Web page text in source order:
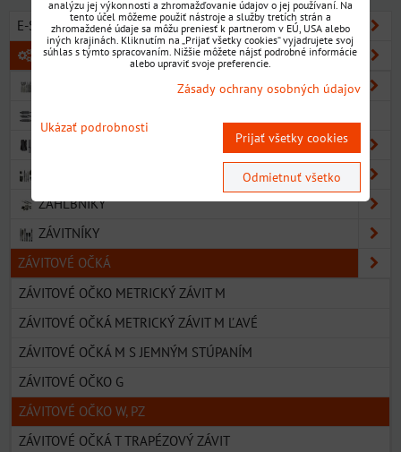
E-SHOP SORTIMENT
KOVOOBRÁBACIE NÁSTROJE
ZÁHLBNÍKY
ZÁVITNÍKY
ZÁVITOVÉ OČKÁ
ZÁVITOVÉ OČKO METRICKÝ ZÁVIT M
ZÁVITOVÉ OČKÁ METRICKÝ ZÁVIT M ĽAVÉ
ZÁVITOVÉ OČKÁ M S JEMNÝM STÚPANÍM
ZÁVITOVÉ OČKO G
ZÁVITOVÉ OČKO W, PZ
ZÁVITOVÉ OČKÁ T TRAPÉZOVÝ ZÁVIT
analýzu jej výkonnosti a zhromažďovanie údajov o jej používaní. Na
tento účel môžeme použiť nástroje a služby tretích strán a
zhromaždené údaje sa môžu preniesť k partnerom v EÚ, USA alebo
iných krajinách. Kliknutím na „Prijať všetky cookies“ vyjadrujete svoj
súhlas s týmto spracovaním. Nižšie môžete nájsť podrobné informácie
alebo upraviť svoje preferencie.
Zásady ochrany osobných údajov
Ukázať podrobnosti
Prijať všetky cookies
Odmietnuť všetko